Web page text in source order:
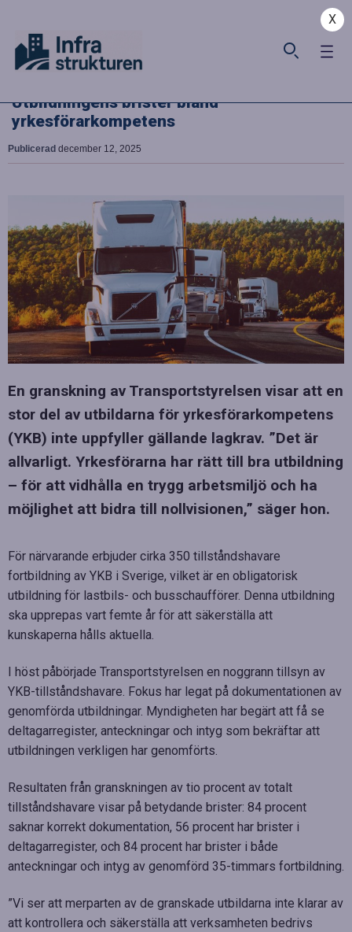
X
Utbildningens brister bland
yrkesförarkompetens
Publicerad december 12, 2025
En granskning av Transportstyrelsen visar att en
stor del av utbildarna för yrkesförarkompetens
(YKB) inte uppfyller gällande lagkrav. ”Det är
allvarligt. Yrkesförarna har rätt till bra utbildning
– för att vidhålla en trygg arbetsmiljö och ha
möjlighet att bidra till nollvisionen,” säger hon.
För närvarande erbjuder cirka 350 tillståndshavare
fortbildning av YKB i Sverige, vilket är en obligatorisk
utbildning för lastbils- och busschaufförer. Denna utbildning
ska upprepas vart femte år för att säkerställa att
kunskaperna hålls aktuella.
I höst påbörjade Transportstyrelsen en noggrann tillsyn av
YKB-tillståndshavare. Fokus har legat på dokumentationen av
genomförda utbildningar. Myndigheten har begärt att få se
deltagarregister, anteckningar och intyg som bekräftar att
utbildningen verkligen har genomförts.
Resultaten från granskningen av tio procent av totalt
tillståndshavare visar på betydande brister: 84 procent
saknar korrekt dokumentation, 56 procent har brister i
deltagarregister, och 84 procent har brister i både
anteckningar och intyg av genomförd 35-timmars fortbildning.
”Vi ser att merparten av de granskade utbildarna inte klarar av
att kontrollera och säkerställa att verksamheten bedrivs